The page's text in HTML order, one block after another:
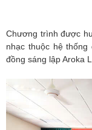
Chương trình được
nhạc thuộc hệ
đồng sáng lập Aroka